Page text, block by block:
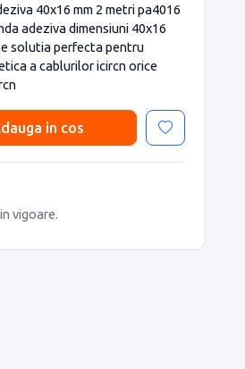
40x16 mm 2 metri pa4016
adeziva dimensiuni 40x16
solutia perfecta pentru
a cablurilor icircn orice
in cos
vigoare.